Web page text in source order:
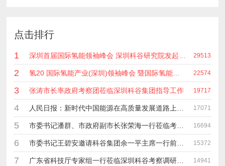
点击排行
1 29513
2 氢20 国际氢能产业(深圳)领袖峰会 暨国际氢能产业链展览会 22574
3 张涛市长率政府考察团莅临深圳科谷集团指导工作 19717
4 17071
5 市委书记潘群、市政府副市长张荣海一行莅临考察指导工作 16694
6 市委书记王碧安邀请科谷集团余一平主席一行前往工业转移园考察合作 15372
7 广东省科技厅专家组一行莅临深圳科谷考察调研“未来能源中心”项目 14941